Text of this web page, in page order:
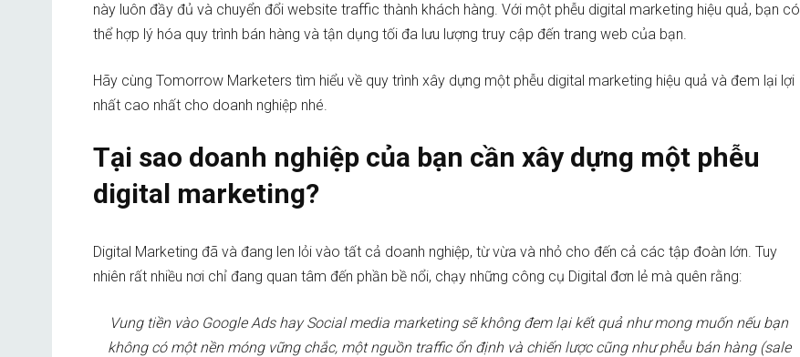
này luôn đầy đủ và chuyển đổi website traffic thành khách hàng. Với một phễu digital marketing hiệu quả, bạn có
thể hợp lý hóa quy trình bán hàng và tận dụng tối đa lưu lượng truy cập đến trang web của bạn.
Hãy cùng Tomorrow Marketers tìm hiểu về quy trình xây dựng một phễu digital marketing hiệu quả và đem lại lợi
nhất cao nhất cho doanh nghiệp nhé.
Tại sao doanh nghiệp của bạn cần xây dựng một phễu
digital marketing?
Digital Marketing đã và đang len lỏi vào tất cả doanh nghiệp, từ vừa và nhỏ cho đến cả các tập đoàn lớn. Tuy
nhiên rất nhiều nơi chỉ đang quan tâm đến phần bề nổi, chạy những công cụ Digital đơn lẻ mà quên rằng:
Vung tiền vào Google Ads hay Social media marketing sẽ không đem lại kết quả như mong muốn nếu bạn
không có một nền móng vững chắc, một nguồn traffic ổn định và chiến lược cũng như phễu bán hàng (sale